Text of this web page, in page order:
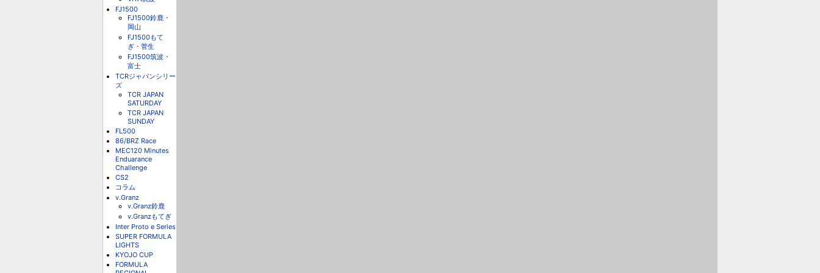
FJ1500
FJ1500鈴鹿・
岡山
FJ1500もて
ぎ・菅生
FJ1500筑波・
富士
TCRジャパンシリー
ズ
TCR JAPAN
SATURDAY
TCR JAPAN
SUNDAY
FL500
86/BRZ Race
MEC120 Minutes
Enduarance
Challenge
CS2
コラム
v.Granz
v.Granz鈴鹿
v.Granzもてぎ
Inter Proto e Series
SUPER FORMULA
LIGHTS
KYOJO CUP
FORMULA